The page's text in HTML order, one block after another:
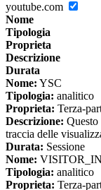
youtube.com
Nome
Tipologia
Proprieta
Descrizione
Durata
Nome: YSC
Tipologia: analitico
Proprieta: Terza-
Descrizione: Questo
traccia delle
Durata: Sessione
Nome:
Tipologia: analitico
Proprieta: Terza-